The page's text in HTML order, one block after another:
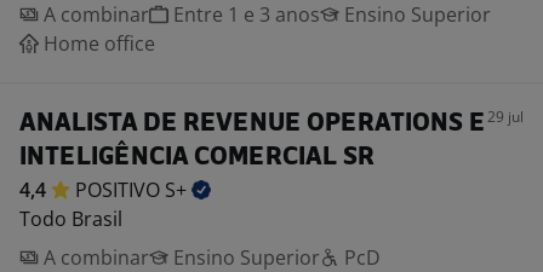
A combinar
Entre 1 e 3 anos
Ensino Superior
Home office
ANALISTA DE REVENUE OPERATIONS E
INTELIGÊNCIA COMERCIAL SR
29 jul
4,4 POSITIVO S+
Todo Brasil
A combinar
Ensino Superior
PcD